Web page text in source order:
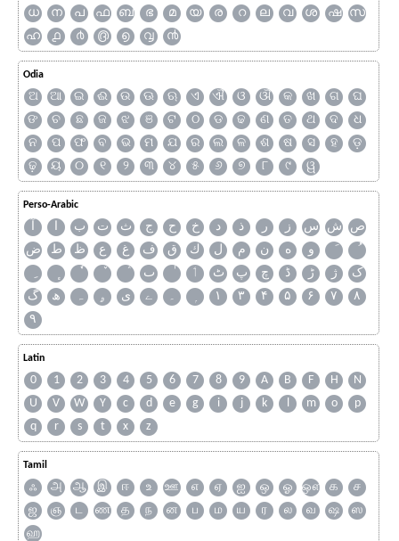
ധ
ന പ ഫ ബ ഭ മ യ ര റ ല വ ശ ഷ
സ
ഹ
൧ ൪ ൫ ൭ ൮ ൯
Odia
ଅ ଆ ଇ ଈ ଉ ଊ ଋ ଏ ଐ ଓ ଔ କ ଖ ଗ
ଘ
ଙ
ଚ ଛ ଜ ଝ ଞ ଟ ଠ ଡ ଢ ଣ ତ ଥ ଦ
ଧ
ନ
ପ ଫ ବ ଭ ମ ଯ ର ଲ ଳ ଶ ଷ ସ ହ
ଡ଼
ଢ଼
ୟ ୦ ୧ ୨ ୩ ୪ ୫ ୬ ୭ ୮ ୯ ୱ
Perso-Arabic
آ ا ب ت ث ج ح خ د ذ ر ز س ش ص
ض
ط ظ ع غ ف ق ك ل م ن ه
و
ٮ
ٲ ٹ پ چ ڈ ڑ ژ
ک
گ
ھ ہ ۄ ی ے ۔ ۱ ۳ ۴ ۵ ۶ ۷
۸
۹
Latin
0 1 2 3 4 5 6 7 8 9 A B F H
N
U
V W Y c d e g i j k l m o
p
q
r s t x z
Tamil
ஃ அ ஆ இ ஈ உ ஊ எ ஏ ஐ ஒ ஓ ஔ க
ச
ஜ
ஞ ட ண த ந ன ப ம ய ர ல வ ஷ
ஸ
ஹ